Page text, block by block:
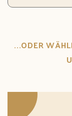
...ODER